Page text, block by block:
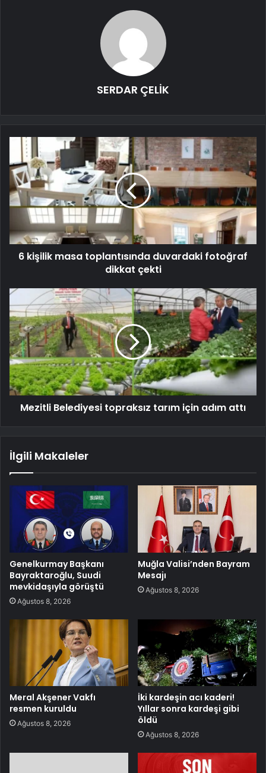
SERDAR ÇELİK
6 kişilik masa toplantısında duvardaki fotoğraf
dikkat çekti
Mezitli Belediyesi topraksız tarım için adım attı
İlgili Makaleler
Genelkurmay Başkanı
Bayraktaroğlu, Suudi
mevkidaşıyla görüştü
Ağustos 8, 2026
Muğla Valisi’nden Bayram
Mesajı
Ağustos 8, 2026
Meral Akşener Vakfı
resmen kuruldu
Ağustos 8, 2026
İki kardeşin acı kaderi!
Yıllar sonra kardeşi gibi
öldü
Ağustos 8, 2026